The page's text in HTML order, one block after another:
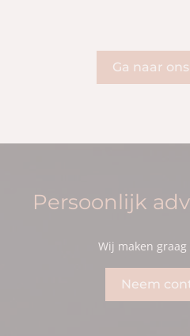
Ga naar
Persoonlijk
Wij maken
Neem